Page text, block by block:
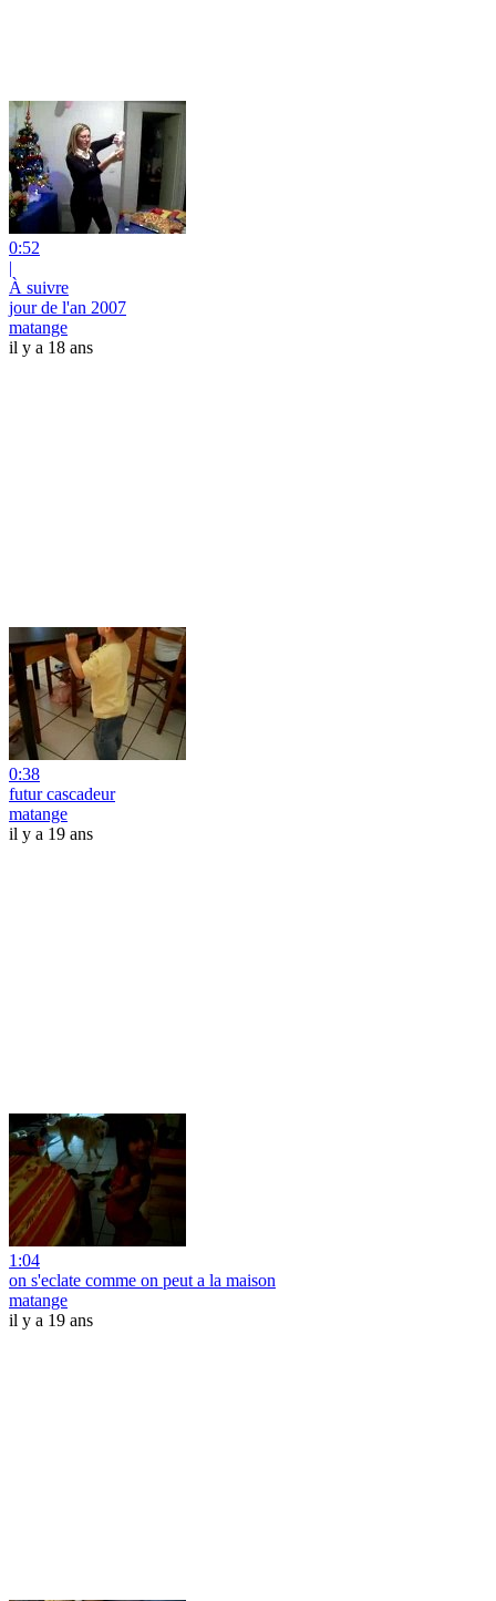
0:52
|
À suivre
jour de l'an 2007
matange
il y a 18 ans
0:38
futur cascadeur
matange
il y a 19 ans
1:04
on s'eclate comme on peut a la maison
matange
il y a 19 ans